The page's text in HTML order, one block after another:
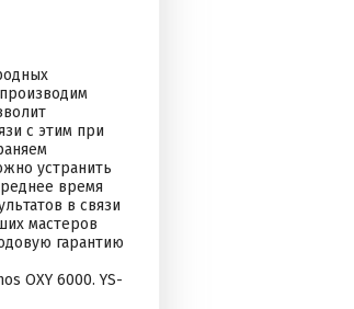
с этим при
устранить
время
в связи
мастеров
гарантию
OXY 6000. YS-